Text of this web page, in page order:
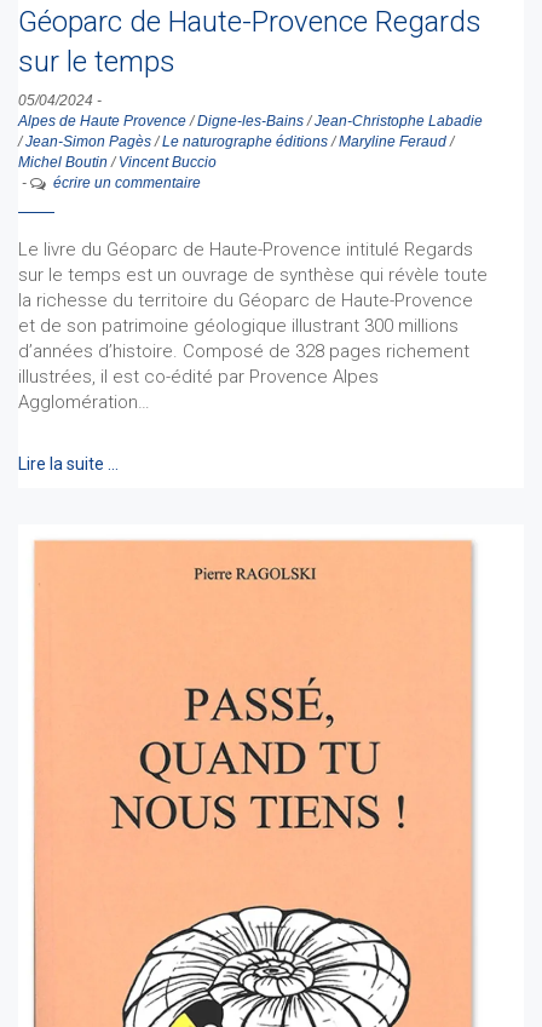
Géoparc de Haute-Provence Regards
sur le temps
05/04/2024 -
Alpes de Haute Provence/Digne-les-Bains/Jean-Christophe Labadie
/Jean-Simon Pagès/Le naturographe éditions/Maryline Feraud/
Michel Boutin / Vincent Buccio
-
écrire un commentaire
Le livre du Géoparc de Haute-Provence intitulé Regards
sur le temps est un ouvrage de synthèse qui révèle toute
la richesse du territoire du Géoparc de Haute-Provence
et de son patrimoine géologique illustrant 300 millions
d’années d’histoire. Composé de 328 pages richement
illustrées, il est co-édité par Provence Alpes
Agglomération…
Lire la suite …